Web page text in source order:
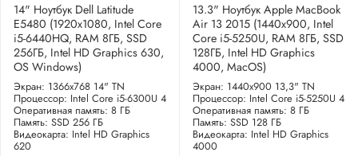
14" Ноутбук Dell Latitude
E5480 (1920х1080, Intel Core
i5-6440HQ, RAM 8ГБ, SSD
256ГБ, Intel HD Graphics 630,
OS Windows)
Экран: 1366x768 14" TN
Процессор: Intel Core i5-6300U 4
Оперативная память: 8 ГБ
Память: SSD 256 ГБ
Видеокарта: Intel HD Graphics
620
13.3" Ноутбук Apple MacBook
Air 13 2015 (1440x900, Intel
Core i5-5250U, RAM 8ГБ, SSD
128ГБ, Intel HD Graphics
4000, MacOS)
Экран: 1440x900 13,3" TN
Процессор: Intel Core i5-5250U 4
Оперативная память: 8 ГБ
Память: SSD 128 ГБ
Видеокарта: Intel HD Graphics
4000